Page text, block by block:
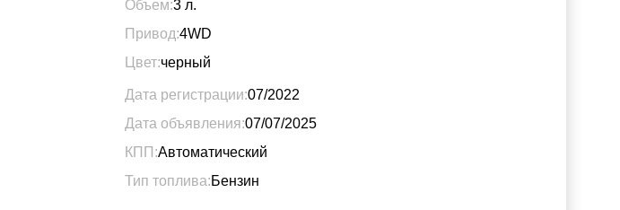
Объем:3 л.
Привод:4WD
Цвет:черный
Дата регистрации:07/2022
Дата объявления:07/07/2025
КПП:Автоматический
Тип топлива:Бензин